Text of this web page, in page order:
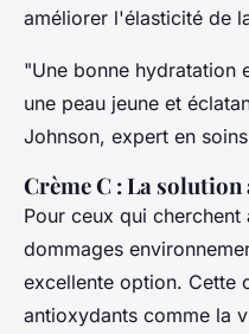
améliorer l'élasticité de
"Une bonne hydratation
une peau jeune et
Johnson, expert en
Crème C : La
Pour ceux qui
dommages
excellente option. Cette
antioxydants comme la